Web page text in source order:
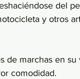
del
y otros
de marchas en su
comodidad.